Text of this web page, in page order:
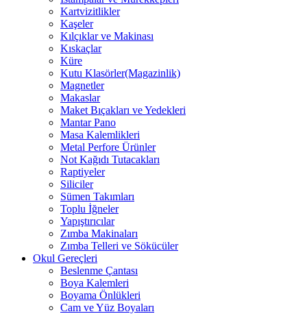
Kartvizitlikler
Kaşeler
Kılçıklar ve Makinası
Kıskaçlar
Küre
Kutu Klasörler(Magazinlik)
Magnetler
Makaslar
Maket Bıçakları ve Yedekleri
Mantar Pano
Masa Kalemlikleri
Metal Perfore Ürünler
Not Kağıdı Tutacakları
Raptiyeler
Siliciler
Sümen Takımları
Toplu İğneler
Yapıştırıcılar
Zımba Makinaları
Zımba Telleri ve Sökücüler
Okul Gereçleri
Beslenme Çantası
Boya Kalemleri
Boyama Önlükleri
Cam ve Yüz Boyaları